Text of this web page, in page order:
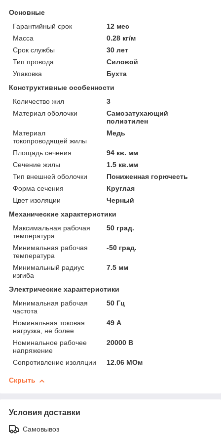
Основные
Гарантийный срок
12 мес
Масса
0.28 кг/м
Срок службы
30 лет
Тип провода
Силовой
Упаковка
Бухта
Конструктивные особенности
Количество жил
3
Материал оболочки
Самозатухающий
полиэтилен
Материал
токопроводящей жилы
Медь
Площадь сечения
94 кв. мм
Сечение жилы
1.5 кв.мм
Тип внешней оболочки
Пониженная горючесть
Форма сечения
Круглая
Цвет изоляции
Черный
Механические характеристики
Максимальная рабочая
температура
50 град.
Минимальная рабочая
температура
-50 град.
Минимальный радиус
изгиба
7.5 мм
Электрические характеристики
Минимальная рабочая
частота
50 Гц
Номинальная токовая
нагрузка, не более
49 А
Номинальное рабочее
напряжение
20000 В
Сопротивление изоляции 12.06 МОм
Скрыть
Условия доставки
Самовывоз